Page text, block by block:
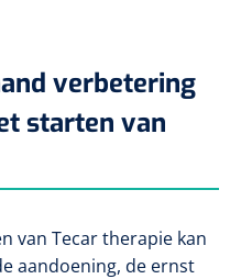
verbetering
starten van
van Tecar therapie kan
aandoening, de ernst